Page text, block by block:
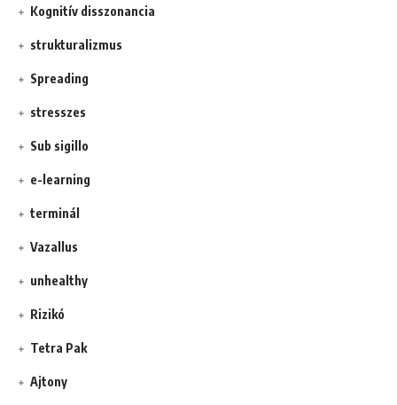
Kognitív disszonancia
strukturalizmus
Spreading
stresszes
Sub sigillo
e-learning
terminál
Vazallus
unhealthy
Rizikó
Tetra Pak
Ajtony